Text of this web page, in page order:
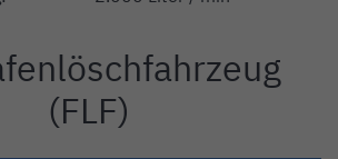
Einleitung
(FLF)